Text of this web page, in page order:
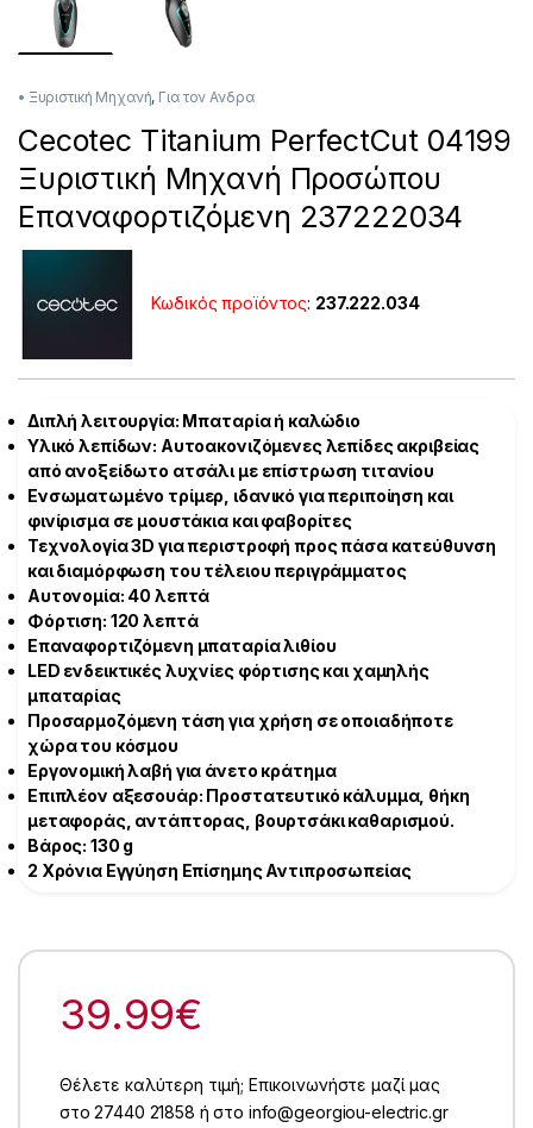
• Ξυριστική Μηχανή, Για τον Ανδρα
Cecotec Titanium PerfectCut 04199
Ξυριστική Μηχανή Προσώπου
Επαναφορτιζόμενη 237222034
Κωδικός προϊόντος: 237.222.034
Διπλή λειτουργία: Μπαταρία ή καλώδιο
Υλικό λεπίδων: Αυτοακονιζόμενες λεπίδες ακριβείας
από ανοξείδωτο ατσάλι με επίστρωση τιτανίου
Ενσωματωμένο τρίμερ, ιδανικό για περιποίηση και
φινίρισμα σε μουστάκια και φαβορίτες
Τεχνολογία 3D για περιστροφή προς πάσα κατεύθυνση
και διαμόρφωση του τέλειου περιγράμματος
Αυτονομία: 40 λεπτά
Φόρτιση: 120 λεπτά
Επαναφορτιζόμενη μπαταρία λιθίου
LED ενδεικτικές λυχνίες φόρτισης και χαμηλής
μπαταρίας
Προσαρμοζόμενη τάση για χρήση σε οποιαδήποτε
χώρα του κόσμου
Εργονομική λαβή για άνετο κράτημα
Επιπλέον αξεσουάρ: Προστατευτικό κάλυμμα, θήκη
μεταφοράς, αντάπτορας, βουρτσάκι καθαρισμού.
Βάρος: 130 g
2 Χρόνια Εγγύηση Επίσημης Αντιπροσωπείας
39.99€
Θέλετε καλύτερη τιμή; Επικοινωνήστε μαζί μας
στο 27440 21858 ή στο info@georgiou-electric.gr